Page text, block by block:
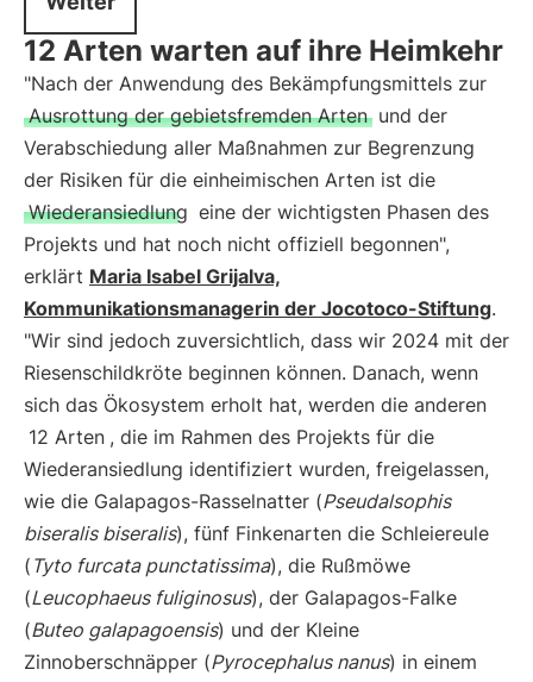
12 Arten warten auf ihre Heimkehr
"Nach der Anwendung des Bekämpfungsmittels zur
Ausrottung der gebietsfremden Arten und der
Verabschiedung aller Maßnahmen zur Begrenzung
der Risiken für die einheimischen Arten ist die
Wiederansiedlung eine der wichtigsten Phasen des
Projekts und hat noch nicht offiziell begonnen",
erklärt Maria Isabel Grijalva,
Kommunikationsmanagerin der Jocotoco-Stiftung.
"Wir sind jedoch zuversichtlich, dass wir 2024 mit der
Riesenschildkröte beginnen können. Danach, wenn
sich das Ökosystem erholt hat, werden die anderen
12 Arten , die im Rahmen des Projekts für die
Wiederansiedlung identifiziert wurden, freigelassen,
wie die Galapagos-Rasselnatter (Pseudalsophis
biseralis biseralis), fünf Finkenarten die Schleiereule
( Tyto furcata punctatissima), die Rußmöwe
(Leucophaeus fuliginosus), der Galapagos-Falke
(Buteo galapagoensis) und der Kleine
Zinnoberschnäpper (Pyrocephalus nanus) in einem